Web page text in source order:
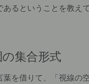
あるということを教え
集合形式
葉を借りて、「視線の